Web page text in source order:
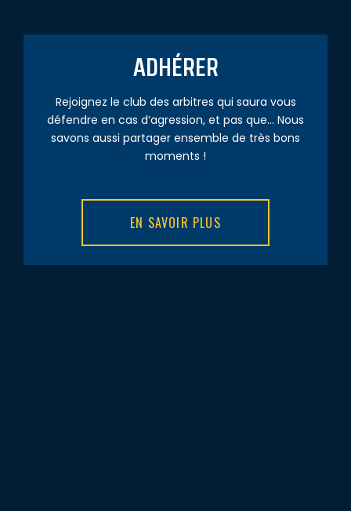
ADHÉRER
Rejoignez le club des arbitres qui saura vous
défendre en cas d’agression, et pas que… Nous
savons aussi partager ensemble de très bons
moments !
EN SAVOIR PLUS